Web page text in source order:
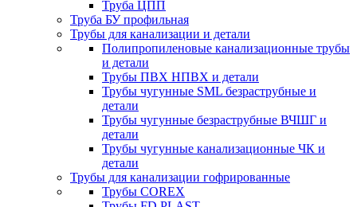
Труба ЦПП
Труба БУ профильная
Трубы для канализации и детали
Полипропиленовые канализационные трубы
и детали
Трубы ПВХ НПВХ и детали
Трубы чугунные SML безраструбные и
детали
Трубы чугунные безраструбные ВЧШГ и
детали
Трубы чугунные канализационные ЧК и
детали
Трубы для канализации гофрированные
Трубы COREX